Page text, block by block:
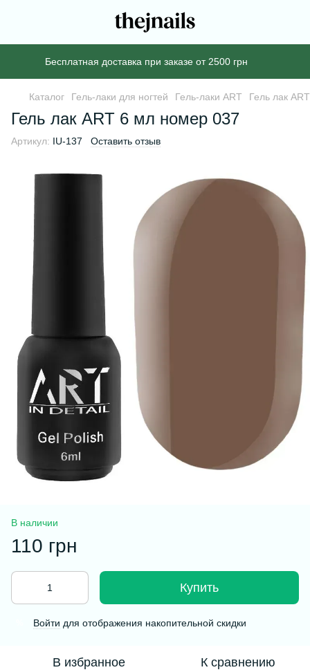
Бесплатная доставка при заказе от 2500 грн
Каталог Гель-лаки для ногтей Гель-лаки ART Гель лак
Гель лак ART 6 мл номер 037
Артикул: IU-137 Оставить отзыв
В наличии
110 грн
Купить
Войти для отображения накопительной скидки
В избранное К сравнению